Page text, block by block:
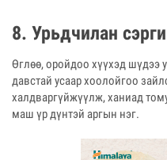
8. Урьдчилан
Өглөө, оройдоо хүүхэд шүдээ
давстай усаар хоолойгоо
халдваргүйжүүлж, ханиад
маш үр дүнтэй аргын нэг.